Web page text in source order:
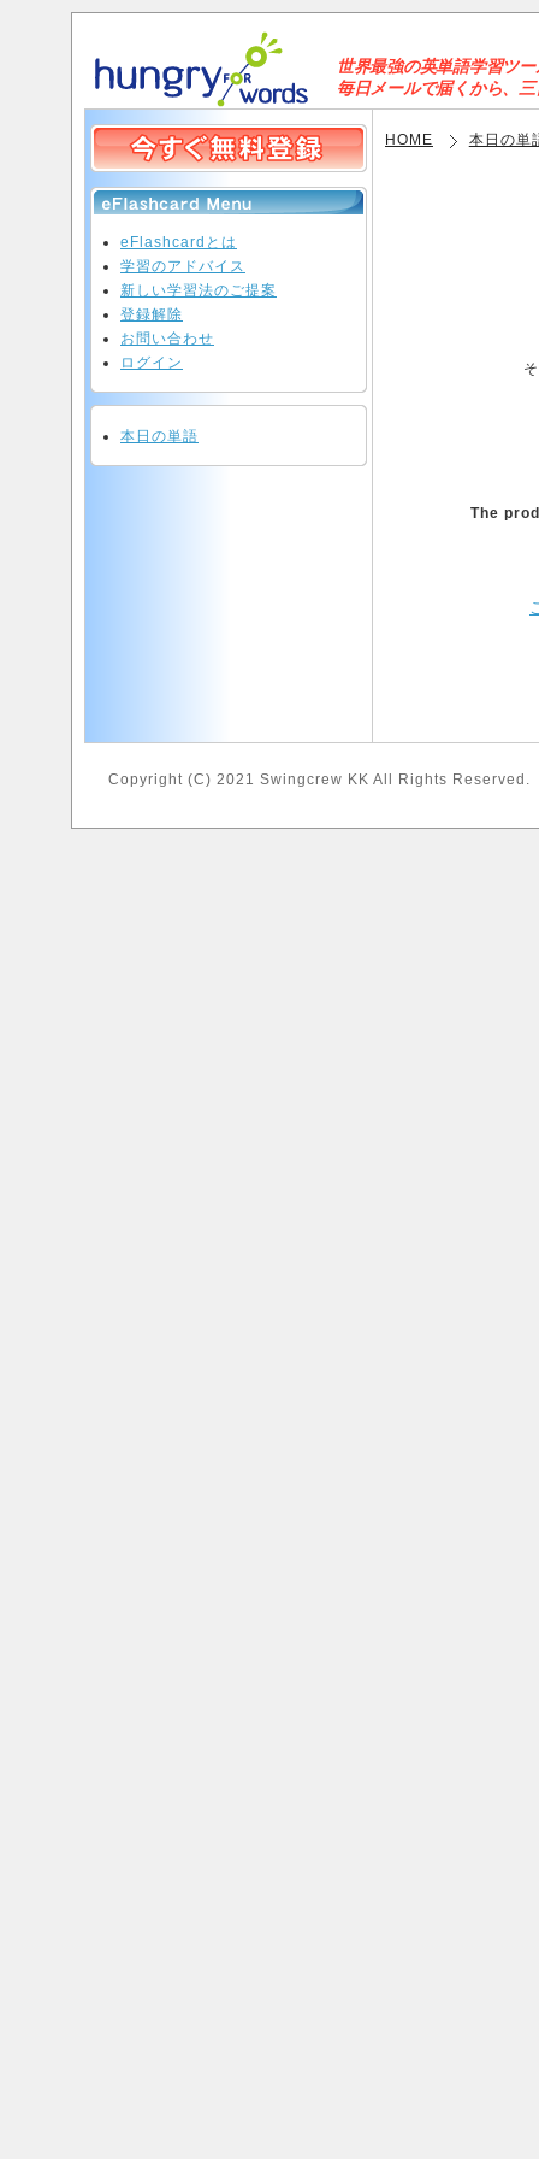
世界最強の英単語学習ツ
毎日メールで届くから、
HOME 本日の単
The
eFlashcardとは
学習のアドバイス
新しい学習法のご提案
登録解除
お問い合わせ
ログイン
本日の単語
Copyright (C) 2021 Swingcrew KK All Rights Reserved.